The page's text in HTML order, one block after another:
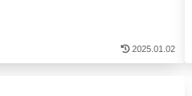
2025.01.02